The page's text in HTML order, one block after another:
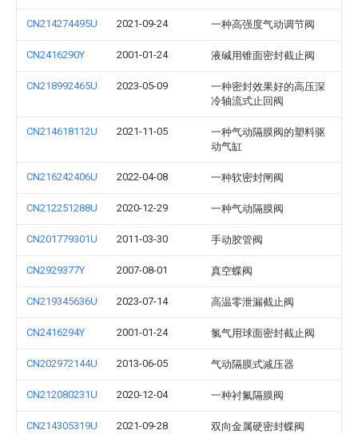
CN214274495U 2021-09-24 一种高强度气动调节阀
CN2416290Y 2001-01-24 液碱用锥面密封截止阀
CN218992465U 2023-05-09
一种密封效果好的高压深
冷轴流式止回阀
CN214618112U 2021-11-05
一种气动隔膜阀的塑料驱
动气缸
CN216242406U 2022-04-08 一种软密封闸阀
CN212251288U 2020-12-29 一种气动隔膜阀
CN201779301U 2011-03-30 手动胶管阀
CN2929377Y 2007-08-01 真空蝶阀
CN219345636U 2023-07-14 高温零泄漏截止阀
CN2416294Y 2001-01-24 氯气用球面密封截止阀
CN202972144U 2013-06-05 气动隔膜式减压器
CN212080231U 2020-12-04 一种衬氟隔膜阀
CN214305319U 2021-09-28 双向金属硬密封蝶阀